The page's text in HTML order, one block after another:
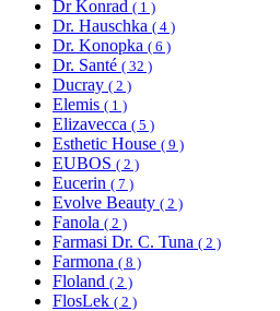
Dr Konrad ( 1 )
Dr. Hauschka ( 4 )
Dr. Konopka ( 6 )
Dr. Santé ( 32 )
Ducray ( 2 )
Elemis ( 1 )
Elizavecca ( 5 )
Esthetic House ( 9 )
EUBOS ( 2 )
Eucerin ( 7 )
Evolve Beauty ( 2 )
Fanola ( 2 )
Farmasi Dr. C. Tuna ( 2 )
Farmona ( 8 )
Floland ( 2 )
FlosLek ( 2 )